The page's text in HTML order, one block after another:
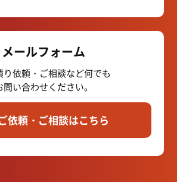
メールフォーム
り依頼・ご相談など何でも
問い合わせください。
依頼・ご相談はこちら